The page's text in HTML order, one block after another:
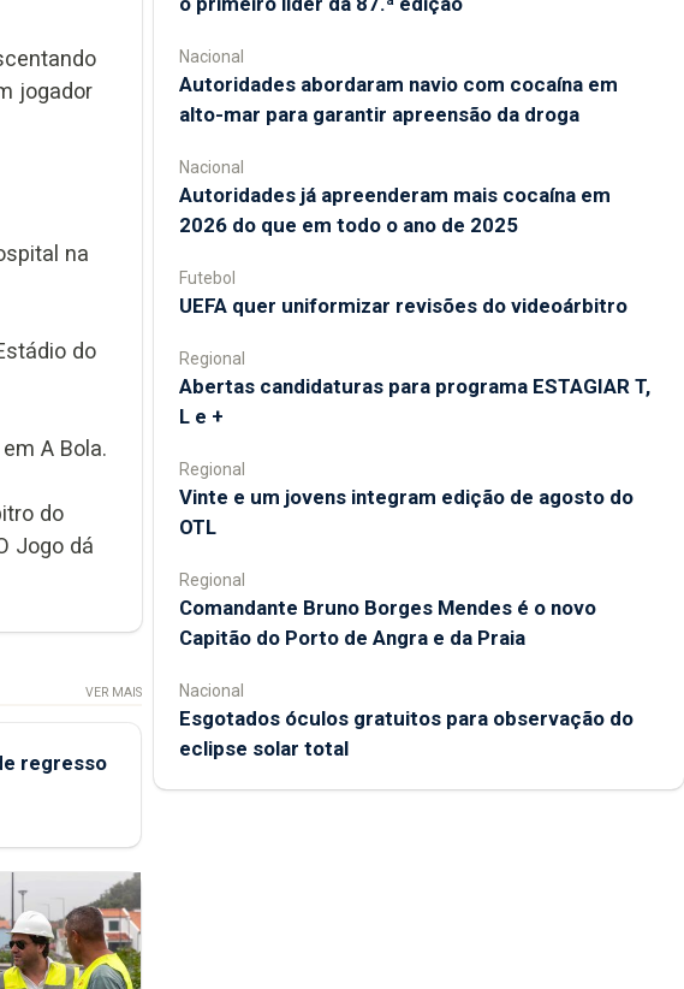
jogador
na
do
A Bola.
do
Jogo dá
VER MAIS
regresso
Nacional
Autoridades abordaram navio com cocaína em
alto-mar para garantir apreensão da droga
Nacional
Autoridades já apreenderam mais cocaína em
2026 do que em todo o ano de 2025
Futebol
UEFA quer uniformizar revisões do videoárbitro
Regional
Abertas candidaturas para programa ESTAGIAR T,
L e +
Regional
Vinte e um jovens integram edição de agosto do
OTL
Regional
Comandante Bruno Borges Mendes é o novo
Capitão do Porto de Angra e da Praia
Nacional
Esgotados óculos gratuitos para observação do
eclipse solar total